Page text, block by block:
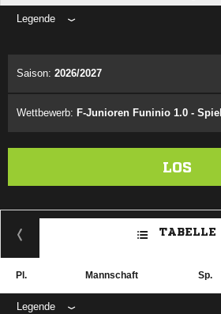
Legende
Saison: 2026/2027
Wettbewerb: F-Junioren Funinio 1.0 -
LOS
TABELLE
Pl. Mannschaft Sp.
Legende